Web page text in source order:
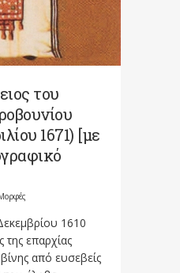
του
1671) [με
1610
επαρχίας
από ευσεβείς